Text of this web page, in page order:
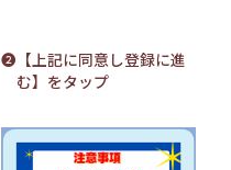
❷【上記に同意し登録に進
む】をタップ